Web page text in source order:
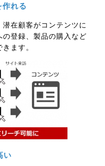
作れる
在顧客がコンテンツに
登録、製品の購入など
ます。
い